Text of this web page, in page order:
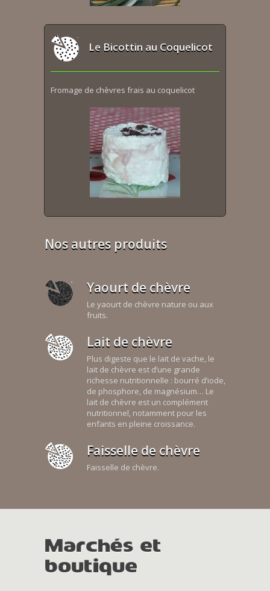
Le Bicottin au Coquelicot
Fromage de chèvres frais au coquelicot
Nos autres produits
Yaourt de chèvre
Le yaourt de chèvre nature ou aux
fruits.
Lait de chèvre
Plus digeste que le lait de vache, le
lait de chèvre est d’une grande
richesse nutritionnelle : bourré d’iode,
de phosphore, de magnésium… Le
lait de chèvre est un complément
nutritionnel, notamment pour les
enfants en pleine croissance.
Faisselle de chèvre
Faisselle de chèvre.
Marchés et
boutique